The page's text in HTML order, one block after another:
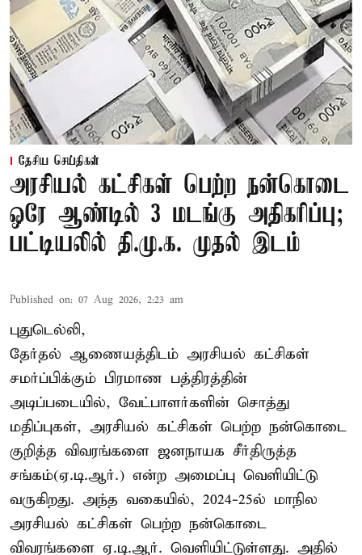
தேசிய செய்திகள்
அரசியல் கட்சிகள் பெற்ற நன்கொடை
ஒரே ஆண்டில் 3 மடங்கு அதிகரிப்பு;
பட்டியலில் தி.மு.க. முதல் இடம்
Published on: 07 Aug 2026, 2:23 am
புதுடெல்லி,
தேர்தல் ஆணையத்திடம் அரசியல் கட்சிகள்
சமர்ப்பிக்கும் பிரமாண பத்திரத்தின்
அடிப்படையில், வேட்பாளர்களின் சொத்து
மதிப்புகள், அரசியல் கட்சிகள் பெற்ற நன்கொடை
குறித்த விவரங்களை ஜனநாயக சீர்திருத்த
சங்கம்(ஏ.டி.ஆர்.) என்ற அமைப்பு வெளியிட்டு
வருகிறது. அந்த வகையில், 2024-25ல் மாநில
அரசியல் கட்சிகள் பெற்ற நன்கொடை
விவரங்களை ஏ.டி.ஆர். வெளியிட்டுள்ளது. அதில்